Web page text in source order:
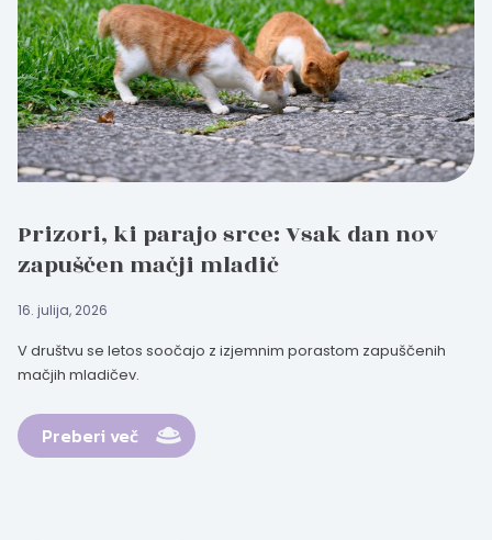
Prizori, ki parajo srce: Vsak dan nov
zapuščen mačji mladič
16. julija, 2026
V društvu se letos soočajo z izjemnim porastom zapuščenih
mačjih mladičev.
Preberi več